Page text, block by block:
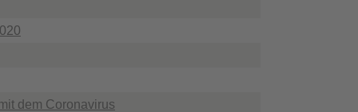
dem Coronavirus